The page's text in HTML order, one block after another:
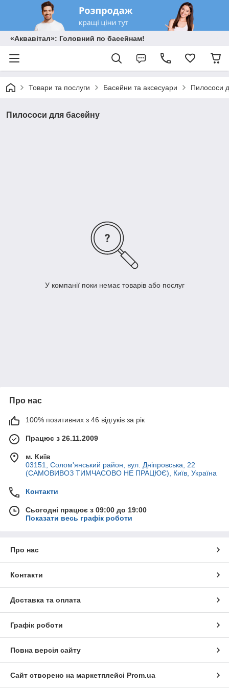
«Аквавітал»: Головний по басейнам!
Товари та послуги Басейни та аксесуари Пилососи
Пилососи для басейну
У компанії поки немає товарів або послуг
Про нас
100% позитивних з 46 відгуків за рік
Працює з 26.11.2009
м. Київ
03151, Солом'янський район, вул. Дніпровська, 22
(САМОВИВОЗ ТИМЧАСОВО НЕ ПРАЦЮЄ), Київ, Україна
Контакти
Сьогодні працює з 09:00 до 19:00
Показати весь графік роботи
Про нас
Контакти
Доставка та оплата
Графік роботи
Повна версія сайту
Сайт створено на маркетплейсі Prom.ua